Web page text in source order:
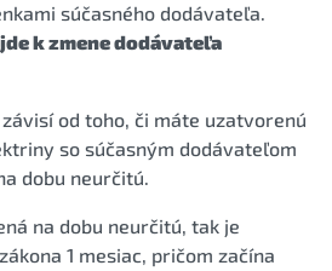
súčasného dodávateľa.
k zmene dodávateľa
od toho, či máte uzatvorenú
so súčasným dodávateľom
dobu neurčitú.
na dobu neurčitú, tak je
1 mesiac, pričom začína